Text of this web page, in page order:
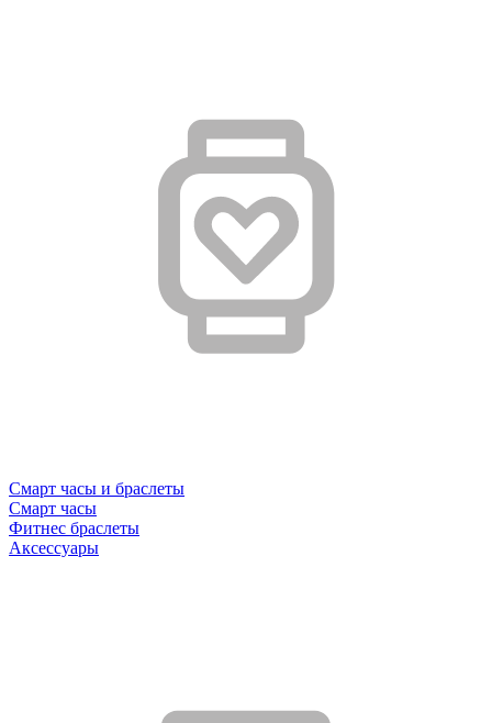
Смарт часы и браслеты
Смарт часы
Фитнес браслеты
Аксессуары